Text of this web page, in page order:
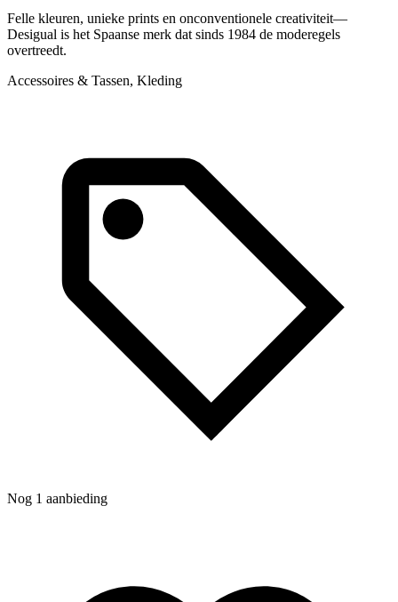
Felle kleuren, unieke prints en onconventionele creativiteit—
Desigual is het Spaanse merk dat sinds 1984 de moderegels
overtreedt.
Accessoires & Tassen, Kleding
Nog 1 aanbieding